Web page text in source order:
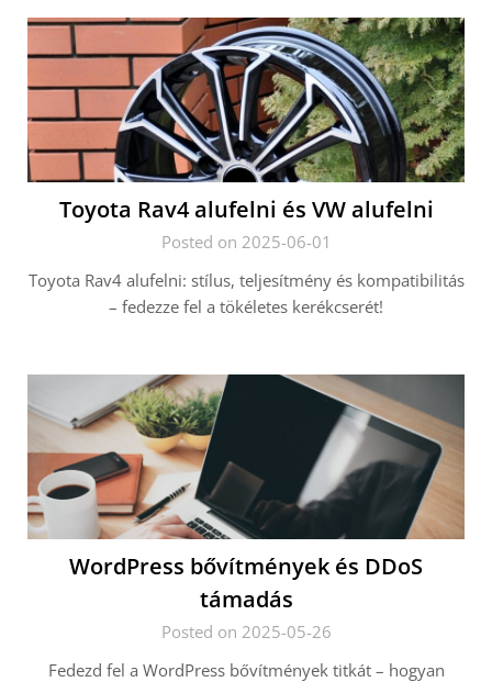
Toyota Rav4 alufelni és VW alufelni
Posted on 2025-06-01
Toyota Rav4 alufelni: stílus, teljesítmény és kompatibilitás
– fedezze fel a tökéletes kerékcserét!
WordPress bővítmények és DDoS
támadás
Posted on 2025-05-26
Fedezd fel a WordPress bővítmények titkát – hogyan